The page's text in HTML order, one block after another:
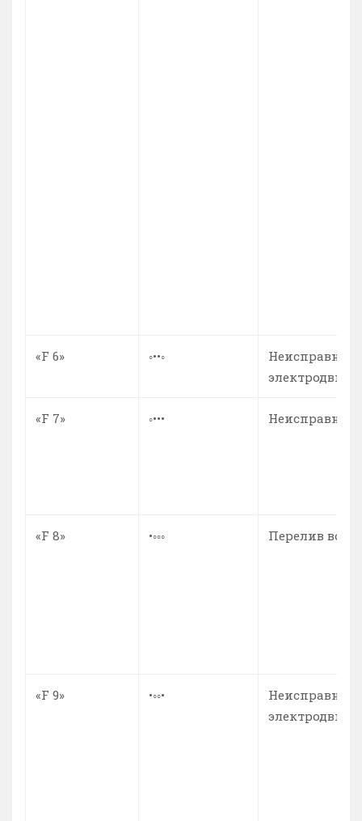
«F 6» ◦••◦
«F 7» ◦•••
«F 8» •◦◦◦ Перелив воды
«F 9» •◦◦•